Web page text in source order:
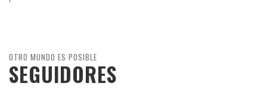
OTRO MUNDO ES POSIBLE
SEGUIDORES